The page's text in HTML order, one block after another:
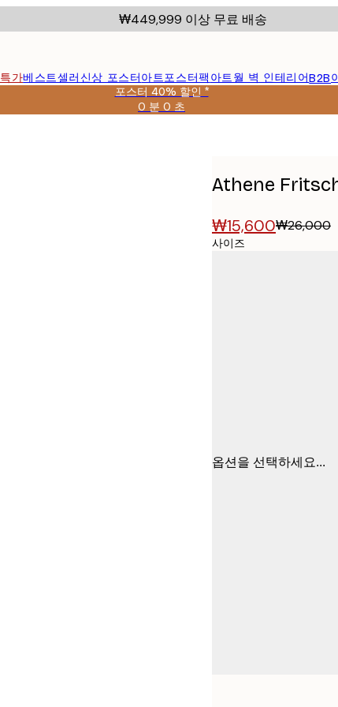
₩449,999 이상 무료 배송
특가베스트셀러 신상 포스터아트포스터팩 아트월 벽 인테리어B2B
포스터 40% 할인 *
0 분 0 초
유
Athene
₩15,600₩26,000
사이즈
옵션을 선택하세요...